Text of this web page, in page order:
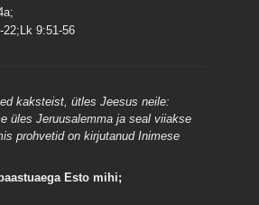
9:51-56
kaksteist, ütles Jeesus neile:
üles Jeruusalemma ja seal viiakse
prohvetid on kirjutanud Inimese
Esto mihi;